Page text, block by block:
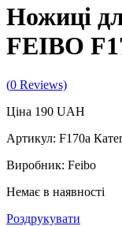
Ножиці
FEIBO
(0 Reviews)
Ціна 190 UAH
Артикул: F170a
Виробник: Feibo
Немає в наявності
Роздрукувати